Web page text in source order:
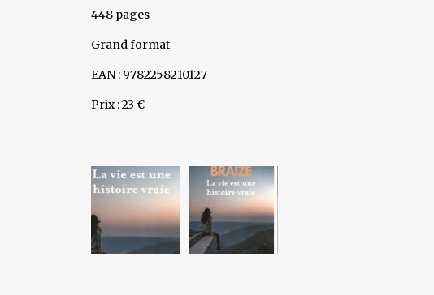
448 pages
Grand format
EAN : 9782258210127
Prix : 23 €